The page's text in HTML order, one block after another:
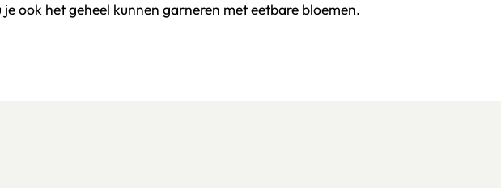
je ook het geheel kunnen garneren met eetbare bloemen.